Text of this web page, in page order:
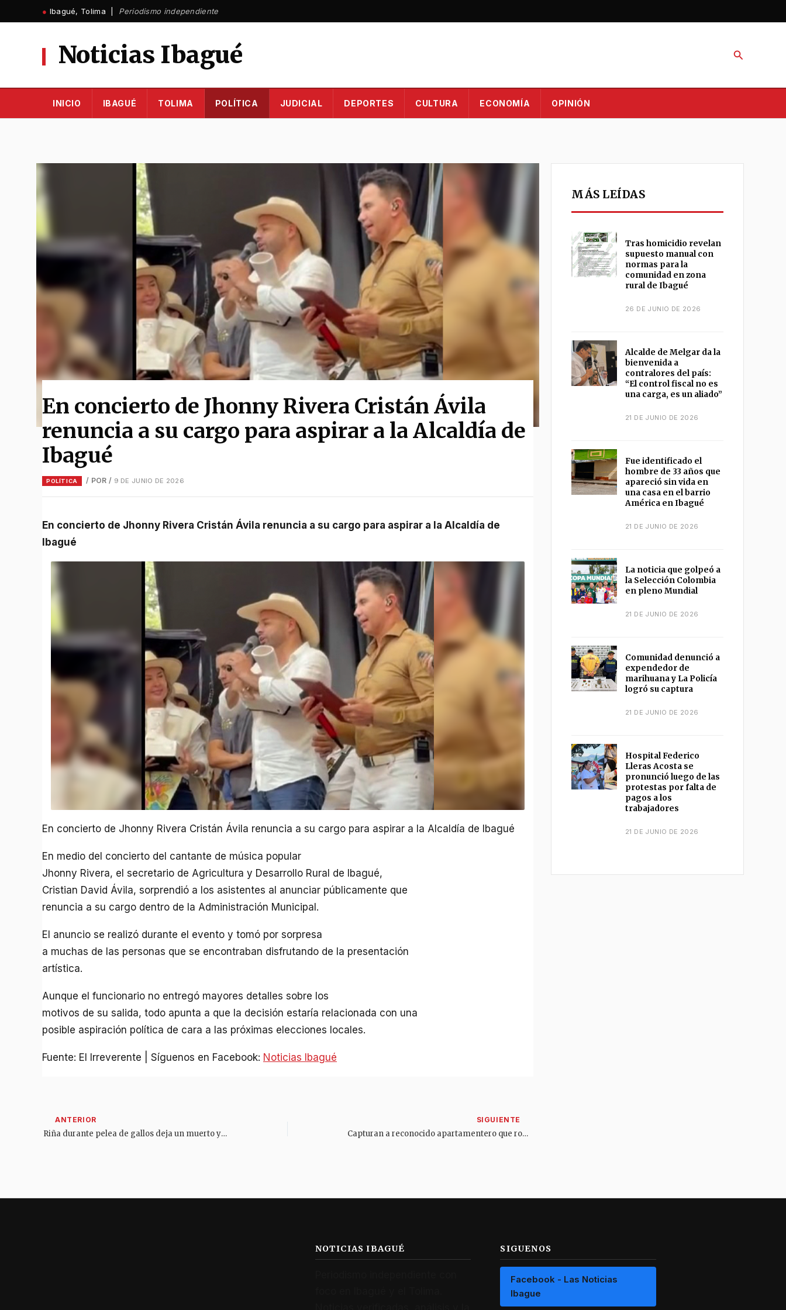
al
● Ibagué, Tolima | Periodismo independiente
Noticias Ibagué Buscar
INICIO IBAGUÉ TOLIMA POLÍTICA JUDICIAL DEPORTES CULTURA ECONOMÍA OPINIÓN
En concierto de Jhonny Rivera Cristán Ávila
renuncia a su cargo para aspirar a la Alcaldía de
Ibagué
POLÍTICA / POR / 9 DE JUNIO DE 2026
En concierto de Jhonny Rivera Cristán Ávila renuncia a su cargo para aspirar a la Alcaldía de
Ibagué
En concierto de Jhonny Rivera Cristán Ávila renuncia a su cargo para aspirar a la Alcaldía de Ibagué
En medio del concierto del cantante de música popular
Jhonny Rivera, el secretario de Agricultura y Desarrollo Rural de Ibagué,
Cristian David Ávila, sorprendió a los asistentes al anunciar públicamente que
renuncia a su cargo dentro de la Administración Municipal.
El anuncio se realizó durante el evento y tomó por sorpresa
a muchas de las personas que se encontraban disfrutando de la presentación
artística.
Aunque el funcionario no entregó mayores detalles sobre los
motivos de su salida, todo apunta a que la decisión estaría relacionada con una
posible aspiración política de cara a las próximas elecciones locales.
Fuente: El Irreverente | Síguenos en Facebook: Noticias Ibagué
Riña durante pelea de gallos deja un muerto y cuatro heridos en zona rural de Ortega Capturan a reconocido apartamentero que robaba al norte de Ibagué
MÁS LEÍDAS
Tras homicidio revelan
supuesto manual con
normas para la
comunidad en zona
rural de Ibagué
26 DE JUNIO DE 2026
Alcalde de Melgar da la
bienvenida a
contralores del país:
“El control fiscal no es
una carga, es un aliado”
21 DE JUNIO DE 2026
Fue identificado el
hombre de 33 años que
apareció sin vida en
una casa en el barrio
América en Ibagué
21 DE JUNIO DE 2026
La noticia que golpeó a
la Selección Colombia
en pleno Mundial
21 DE JUNIO DE 2026
Comunidad denunció a
expendedor de
marihuana y La Policía
logró su captura
21 DE JUNIO DE 2026
Hospital Federico
Lleras Acosta se
pronunció luego de las
protestas por falta de
pagos a los
trabajadores
21 DE JUNIO DE 2026
NOTICIAS IBAGUÉ SIGUENOS
Facebook - Las Noticias
Ibague